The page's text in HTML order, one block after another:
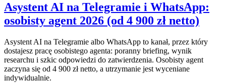
Asystent AI na Telegramie i WhatsApp:
osobisty agent 2026 (od 4 900 zł netto)
Asystent AI na Telegramie albo WhatsApp to kanał, przez który
dostajesz pracę osobistego agenta: poranny briefing, wynik
researchu i szkic odpowiedzi do zatwierdzenia. Osobisty agent
zaczyna się od 4 900 zł netto, a utrzymanie jest wyceniane
indywidualnie.